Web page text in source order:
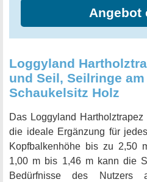
Angebot
Loggyland
und Seil, Seilringe am
Schaukelsitz Holz
Das Loggyland
die ideale Ergänzung für
Kopfbalkenhöhe bis zu 2,50
1,00 m bis 1,46 m kann die
Bedürfnisse des Nutzers